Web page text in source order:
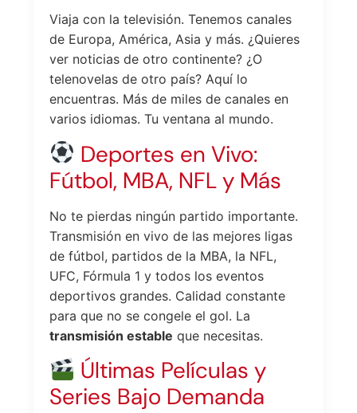
Viaja con la televisión. Tenemos canales
de Europa, América, Asia y más. ¿Quieres
ver noticias de otro continente? ¿O
telenovelas de otro país? Aquí lo
encuentras. Más de miles de canales en
varios idiomas. Tu ventana al mundo.
Deportes en Vivo:
Fútbol, MBA, NFL y Más
No te pierdas ningún partido importante.
Transmisión en vivo de las mejores ligas
de fútbol, partidos de la MBA, la NFL,
UFC, Fórmula 1 y todos los eventos
deportivos grandes. Calidad constante
para que no se congele el gol. La
transmisión estable que necesitas.
Últimas Películas y
Series Bajo Demanda